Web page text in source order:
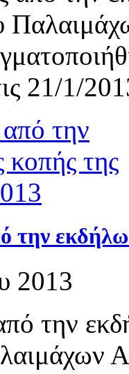
21/1/
την
2013
την